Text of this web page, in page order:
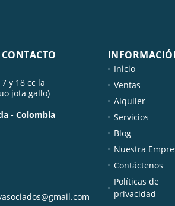
y 18 cc la
jota gallo)
- Colombia
Inicio
Ventas
Alquiler
Servicios
Blog
Nuestra
Contáctenos
Políticas de
privacidad